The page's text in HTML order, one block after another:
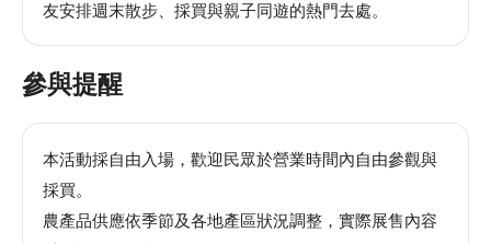
友安排週末散步、採買與親子同遊的熱門去處。
參與提醒
本活動採自由入場，歡迎民眾於營業時間內自由參觀與
採買。
農產品供應依季節及各地產區狀況調整，實際展售內容